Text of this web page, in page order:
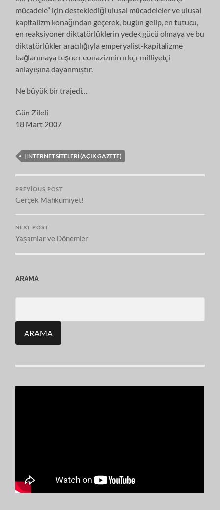
mücadele” için desteklediği ulusal mücadeleler ve ulusal
kapitalizm konağından geçerek, bugün gelip, en tutucu,
en reaksiyoner diktatörlüklerin yedek gücü olmaya ve bu
diktatörlükler aracılığıyla emperyalist-kapitalizme
bağlanmaya teşne neonazizmin ırkçı-milliyetçi
anlayışına dayanmıştır.
Ne büyük bir trajedi…
Gün Zileli
18 Mart 2007
| İNTERNET SITELERI (AÇIK GAZETE)
PREVIOUS POST
Gerçek Mahkûmiyet!
NEXT POST
Yaşamlar ve Dönemler
ARAMA